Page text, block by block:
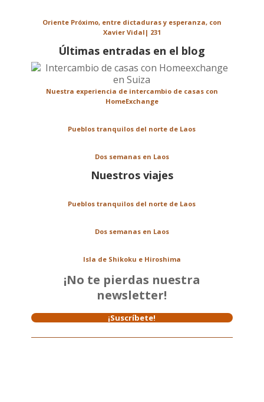
Oriente Próximo, entre dictaduras y esperanza, con
Xavier Vidal| 231
Últimas entradas en el blog
Nuestra experiencia de intercambio de casas con
HomeExchange
Pueblos tranquilos del norte de Laos
Dos semanas en Laos
Nuestros viajes
Pueblos tranquilos del norte de Laos
Dos semanas en Laos
Isla de Shikoku e Hiroshima
¡No te pierdas nuestra
newsletter!
¡Suscríbete!